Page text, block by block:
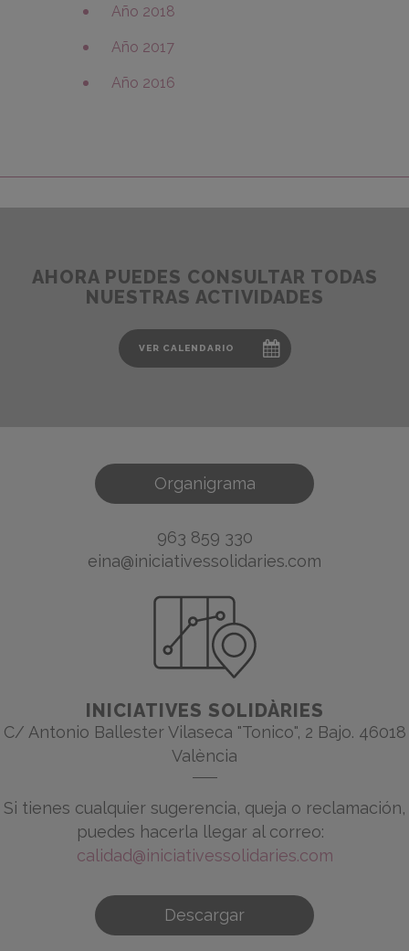
Año 2018
Año 2017
Año 2016
AHORA PUEDES CONSULTAR TODAS
NUESTRAS ACTIVIDADES
VER CALENDARIO
Organigrama
963 859 330
eina@iniciativessolidaries.com
INICIATIVES SOLIDÀRIES
C/ Antonio Ballester Vilaseca "Tonico", 2 Bajo. 46018
València
Si tienes cualquier sugerencia, queja o reclamación,
puedes hacerla llegar al correo:
calidad@iniciativessolidaries.com
Descargar